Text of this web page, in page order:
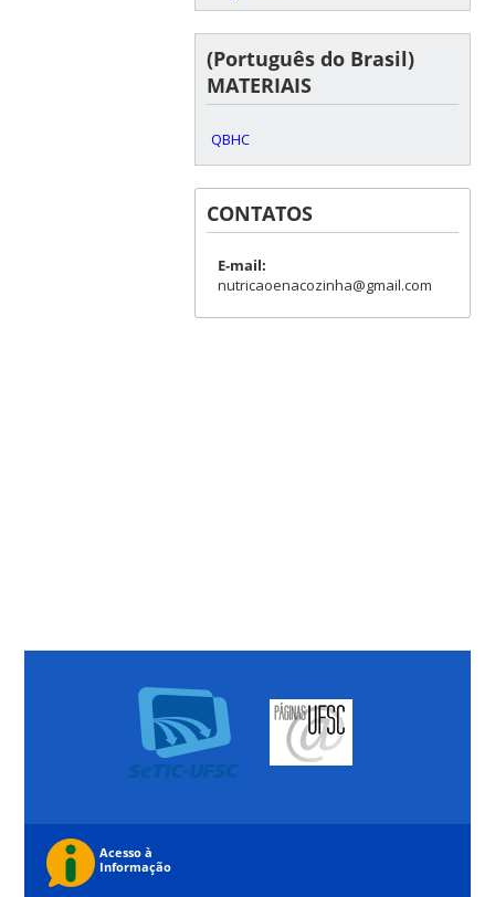
(Português do Brasil)
MATERIAIS
QBHC
CONTATOS
E-mail:
nutricaoenacozinha@gmail.com